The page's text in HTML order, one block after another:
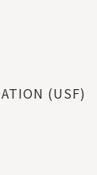
(USF)